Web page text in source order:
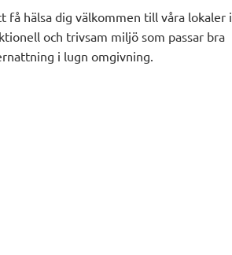
få hälsa dig välkommen till våra lokaler i
och trivsam miljö som passar bra
i lugn omgivning.